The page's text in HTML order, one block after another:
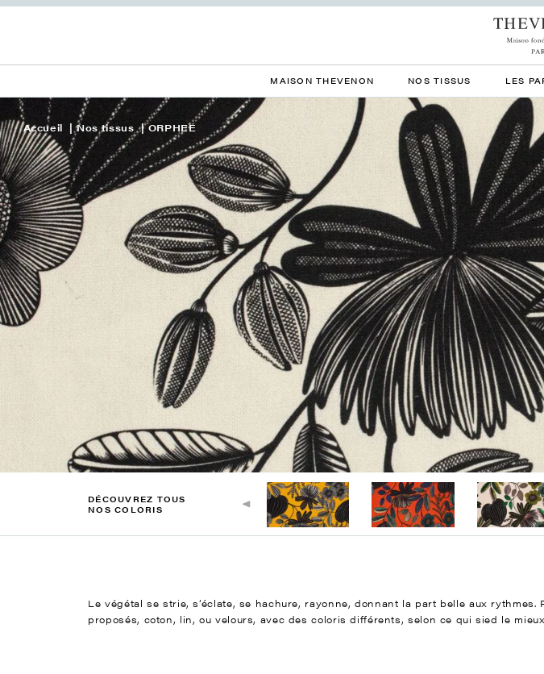
MAISON THEVENON NOS TISSUS LES
Accueil Nos tissus ORPHEE
DÉCOUVREZ TOUS
NOS COLORIS
Le végétal se strie, s’éclate, se hachure, rayonne, donnant la part belle aux rythmes.
proposés, coton, lin, ou velours, avec des coloris différents, selon ce qui sied le